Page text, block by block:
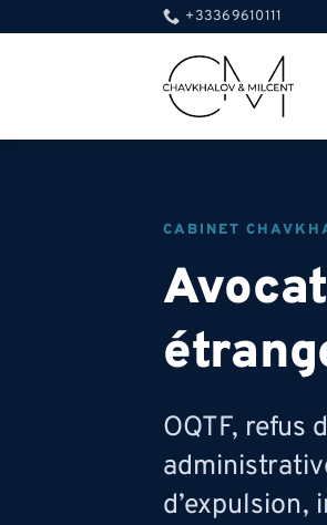
+33369610111
CABINET
OQTF, refus